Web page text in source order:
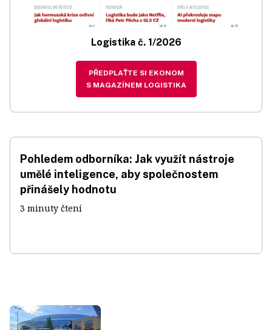
Logistika č. 1/2026
PŘEDPLAŤTE SI EKONOM
S MAGAZÍNEM LOGISTIKA
Pohledem odborníka: Jak využít nástroje
umělé inteligence, aby společnostem
přinášely hodnotu
3 minuty čtení